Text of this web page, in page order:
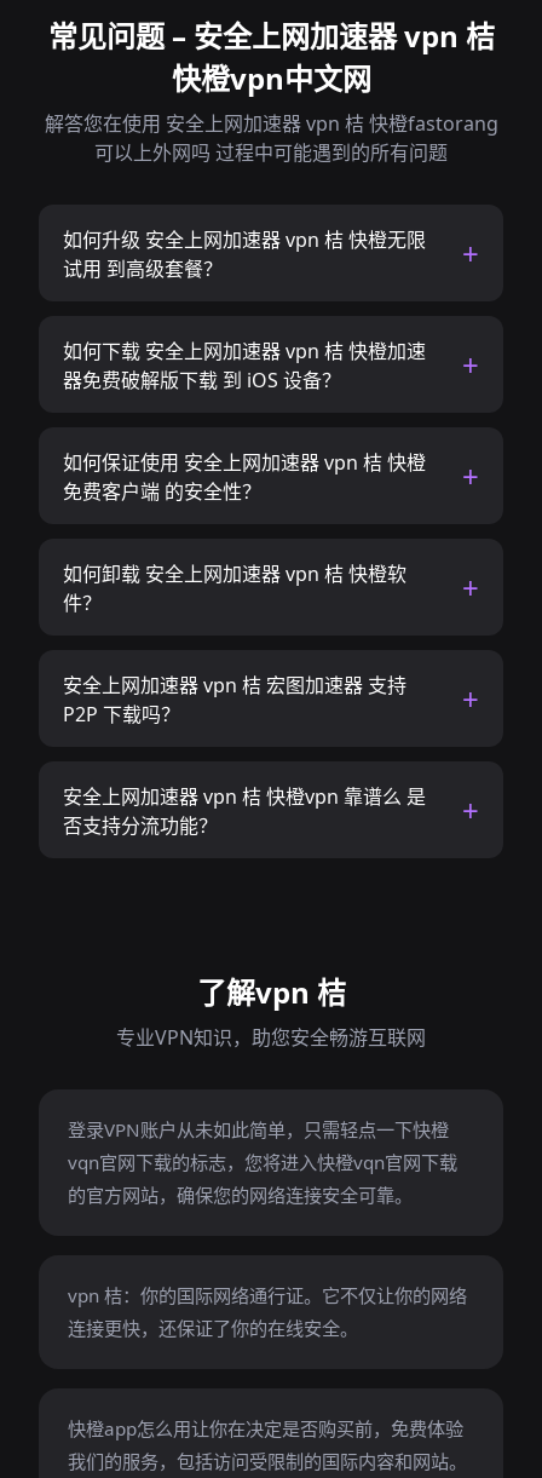
常见问题 – 安全上网加速器 vpn 桔
快橙vpn中文网
解答您在使用 安全上网加速器 vpn 桔 快橙fastorang
可以上外网吗 过程中可能遇到的所有问题
如何升级 安全上网加速器 vpn 桔 快橙无限
试用 到高级套餐？
如何下载 安全上网加速器 vpn 桔 快橙加速
器免费破解版下载 到 iOS 设备？
如何保证使用 安全上网加速器 vpn 桔 快橙
免费客户端 的安全性？
如何卸载 安全上网加速器 vpn 桔 快橙软
件？
安全上网加速器 vpn 桔 宏图加速器 支持
P2P 下载吗？
安全上网加速器 vpn 桔 快橙vpn 靠谱么 是
否支持分流功能？
了解vpn 桔
专业VPN知识，助您安全畅游互联网
登录VPN账户从未如此简单，只需轻点一下快橙
vqn官网下载的标志，您将进入快橙vqn官网下载
的官方网站，确保您的网络连接安全可靠。
vpn 桔：你的国际网络通行证。它不仅让你的网络
连接更快，还保证了你的在线安全。
快橙app怎么用让你在决定是否购买前，免费体验
我们的服务，包括访问受限制的国际内容和网站。